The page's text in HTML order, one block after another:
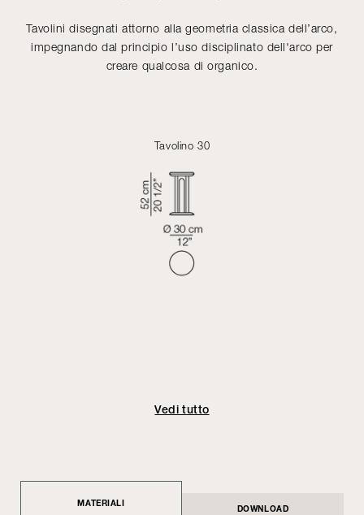
Tavolini disegnati attorno alla geometria classica dell’arco,
impegnando dal principio l’uso disciplinato dell'arco per
creare qualcosa di organico.
Tavolino 30
Vedi tutto
MATERIALI
DOWNLOAD